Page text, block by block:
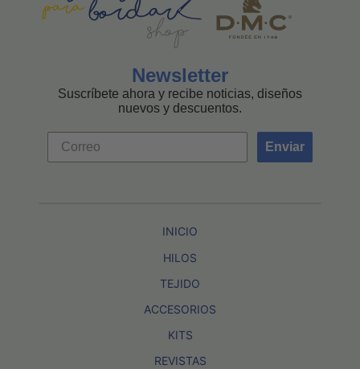
Newsletter
Suscríbete ahora y recibe noticias, diseños
nuevos y descuentos.
Enviar
INICIO
HILOS
TEJIDO
ACCESORIOS
KITS
REVISTAS